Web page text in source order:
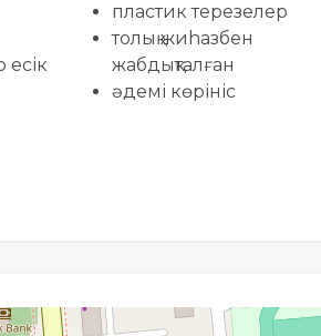
есік
пластик терезелер
толық жиhазбен
жабдықталған
әдемі көрініс